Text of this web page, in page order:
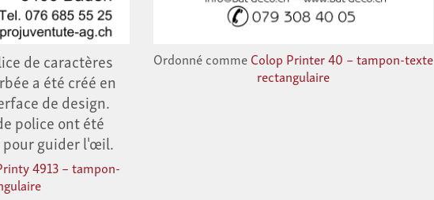
de caractères
a été créé en
de design.
police ont été
guider l'œil.
4913 – tampon-
Ordonné commeColop Printer 40 – tampon-texte
rectangulaire